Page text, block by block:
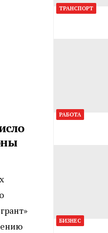
ТРАНСПОРТ
РАБОТА
БИЗНЕС